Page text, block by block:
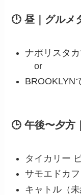
🕛 昼｜グルメ
ナポリスタ
or
BROOKLYN
🕒 午後〜夕方
タイカリー
サモエドカ
キャトル（